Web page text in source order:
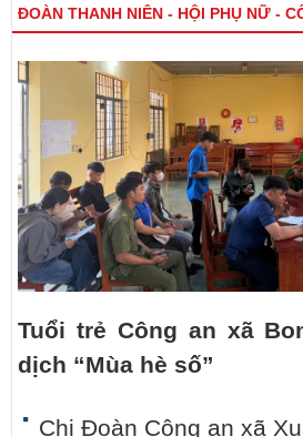
ĐOÀN THANH NIÊN - HỘI PHỤ NỮ -
Tuổi trẻ Công an xã
dịch “Mùa hè số”
Chi Đoàn Công an xã